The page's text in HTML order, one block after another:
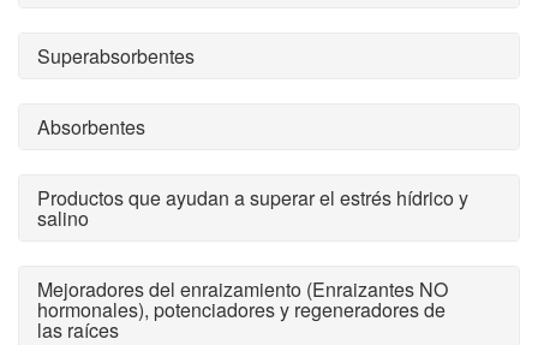
Superabsorbentes
Absorbentes
Productos que ayudan a superar el estrés hídrico y
salino
Mejoradores del enraizamiento (Enraizantes NO
hormonales), potenciadores y regeneradores de
las raíces